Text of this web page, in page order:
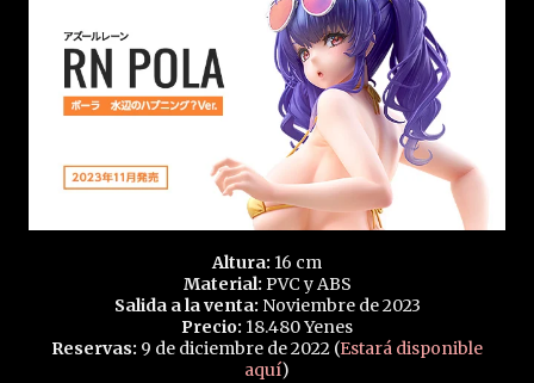
Altura: 16 cm
Material: PVC y ABS
Salida a la venta: Noviembre de 2023
Precio: 18.480 Yenes
Reservas: 9 de diciembre de 2022 (Estará disponible
aquí)